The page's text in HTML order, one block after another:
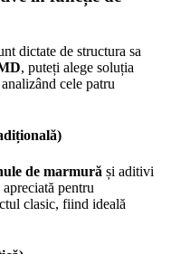
dictate de structura sa
, puteți alege soluția
cele patru
de marmură și aditivi
pentru
clasic, fiind ideală